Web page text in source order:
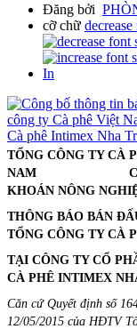
Đăng bởi
cỡ chữ
In
TỔNG CÔNG TY CÀ
NAM CÔNG
KHOÁN NÔNG
THÔNG BÁO BÁN
TỔNG CÔNG TY CÀ
TẠI CÔNG TY CỔ
CÀ PHÊ INTIMEX
Căn cứ Quyết định số
12/05/2015 của HĐTV